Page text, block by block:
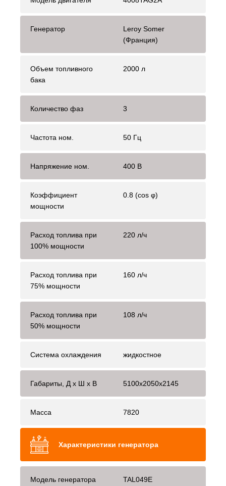
Генератор
Leroy Somer
(Франция)
Объем топливного
бака
2000 л
Количество фаз 3
Частота ном. 50 Гц
Напряжение ном. 400 В
Коэффициент
мощности
0.8 (cos φ)
Расход топлива при
100% мощности
220 л/ч
Расход топлива при
75% мощности
160 л/ч
Расход топлива при
50% мощности
108 л/ч
Система охлаждения жидкостное
Габариты, Д x Ш x В 5100x2050x2145
Масса 7820
Характеристики генератора
Модель генератора
TAL049E